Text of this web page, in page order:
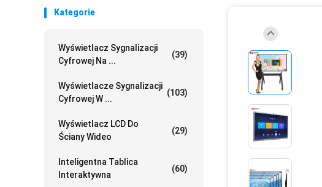
Kategorie
Wyświetlacz Sygnalizacji
Cyfrowej Na ...
(39)
Wyświetlacze Sygnalizacji
Cyfrowej W ...
(103)
Wyświetlacz LCD Do
Ściany Wideo
(29)
Inteligentna Tablica
Interaktywna
(60)